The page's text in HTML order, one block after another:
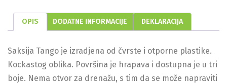
OPIS DODATNE INFORMACIJE DEKLARACIJA
Saksija Tango je izradjena od čvrste i otporne plastike.
Kockastog oblika. Površina je hrapava i dostupna je u tri
boje. Nema otvor za drenažu, s tim da se može napraviti